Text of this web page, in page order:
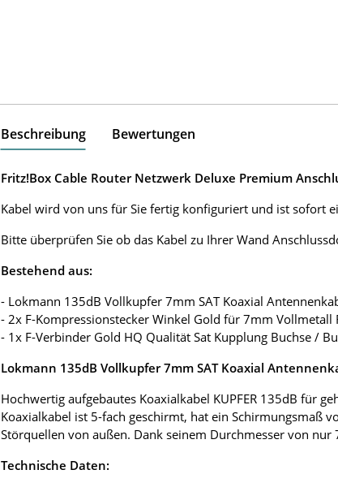
Beschreibung Bewertungen
Fritz!Box Cable Router Netzwerk Deluxe Premium
Kabel wird von uns für Sie fertig konfiguriert und ist sofort
Bitte überprüfen Sie ob das Kabel zu Ihrer Wand
Bestehend aus:
- Lokmann 135dB Vollkupfer 7mm SAT Koaxial
- 2x F-Kompressionstecker Winkel Gold für 7mm Vollmetall
- 1x F-Verbinder Gold HQ Qualität Sat Kupplung Buchse /
Lokmann 135dB Vollkupfer 7mm SAT Koaxial
Hochwertig aufgebautes Koaxialkabel KUPFER 135dB für
Koaxialkabel ist 5-fach geschirmt, hat ein Schirmungsmaß
Störquellen von außen. Dank seinem Durchmesser von
Technische Daten: